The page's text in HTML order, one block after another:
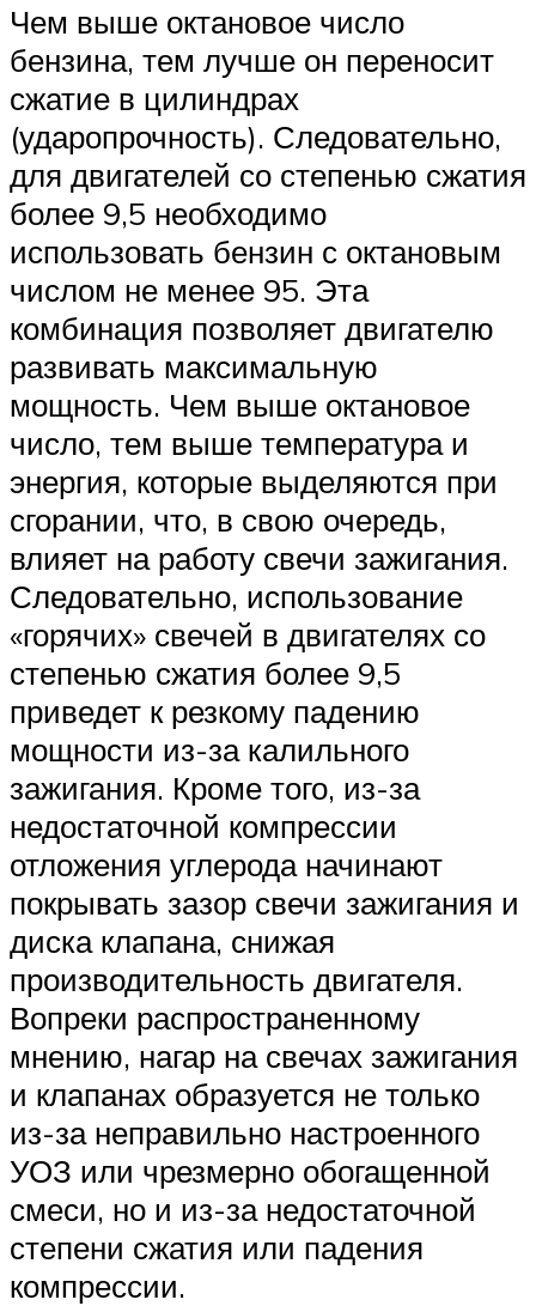
Чем выше октановое число
бензина, тем лучше он переносит
сжатие в цилиндрах
(ударопрочность). Следовательно,
для двигателей со степенью сжатия
более 9,5 необходимо
использовать бензин с октановым
числом не менее 95. Эта
комбинация позволяет двигателю
развивать максимальную
мощность. Чем выше октановое
число, тем выше температура и
энергия, которые выделяются при
сгорании, что, в свою очередь,
влияет на работу свечи зажигания.
Следовательно, использование
«горячих» свечей в двигателях со
степенью сжатия более 9,5
приведет к резкому падению
мощности из-за калильного
зажигания. Кроме того, из-за
недостаточной компрессии
отложения углерода начинают
покрывать зазор свечи зажигания и
диска клапана, снижая
производительность двигателя.
Вопреки распространенному
мнению, нагар на свечах зажигания
и клапанах образуется не только
из-за неправильно настроенного
УОЗ или чрезмерно обогащенной
смеси, но и из-за недостаточной
степени сжатия или падения
компрессии.